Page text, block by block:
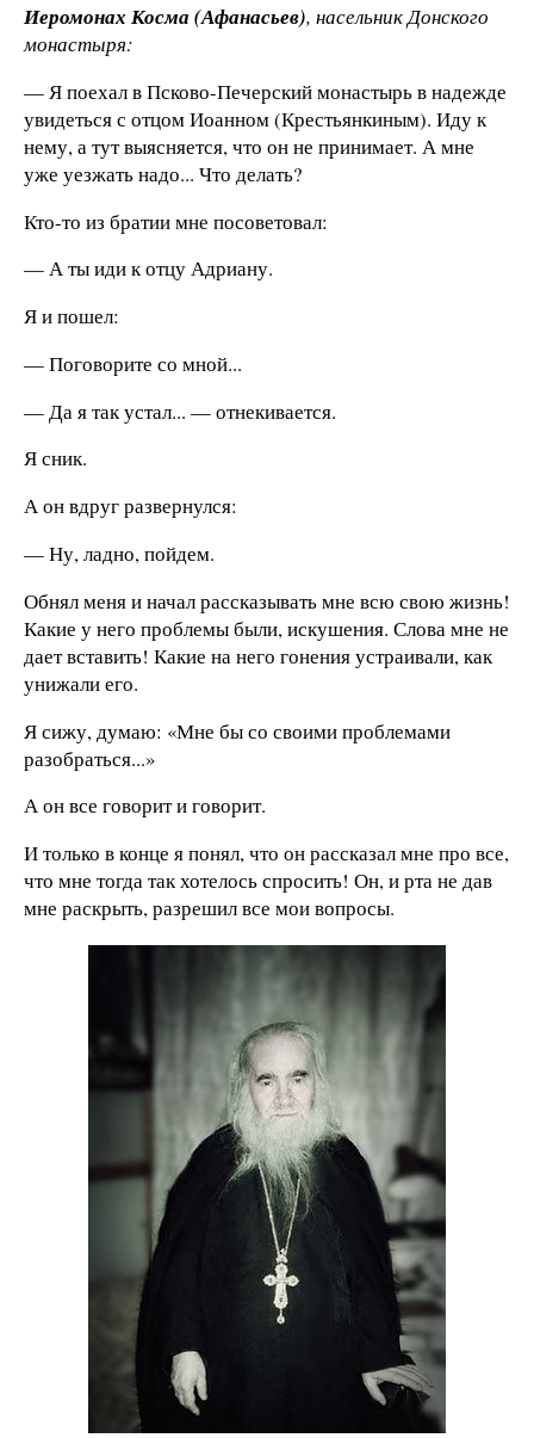
Иеромонах Косма (Афанасьев), насельник Донского
монастыря:
— Я поехал в Псково-Печерский монастырь в надежде
увидеться с отцом Иоанном (Крестьянкиным). Иду к
нему, а тут выясняется, что он не принимает. А мне
уже уезжать надо... Что делать?
Кто-то из братии мне посоветовал:
— А ты иди к отцу Адриану.
Я и пошел:
— Поговорите со мной...
— Да я так устал... — отнекивается.
Я сник.
А он вдруг развернулся:
— Ну, ладно, пойдем.
Обнял меня и начал рассказывать мне всю свою жизнь!
Какие у него проблемы были, искушения. Слова мне не
дает вставить! Какие на него гонения устраивали, как
унижали его.
Я сижу, думаю: «Мне бы со своими проблемами
разобраться...»
А он все говорит и говорит.
И только в конце я понял, что он рассказал мне про все,
что мне тогда так хотелось спросить! Он, и рта не дав
мне раскрыть, разрешил все мои вопросы.